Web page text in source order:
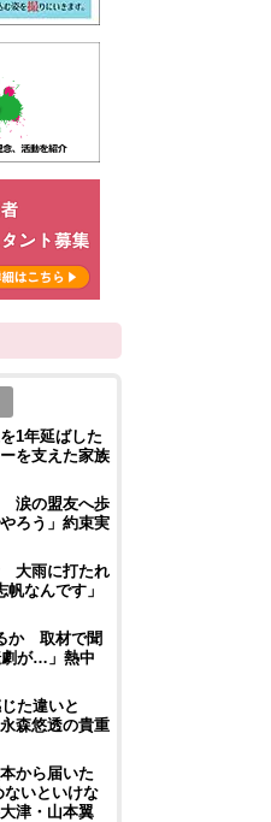
1年延ばした
を支えた家族
涙の盟友へ歩
ろう」約束実
大雨に打たれ
なんです」
か 取材で聞
劇が…」熱中
た違いと
森悠透の貴重
から届いた
いといけな
津・山本翼